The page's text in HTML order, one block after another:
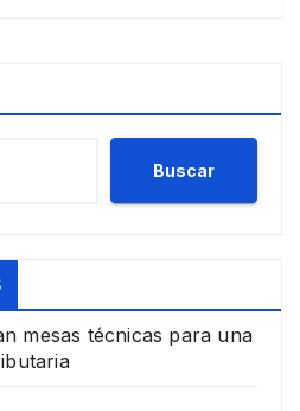
Buscar
mesas técnicas para una